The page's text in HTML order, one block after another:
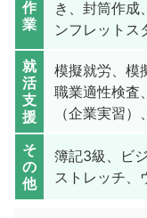
作
業
き、封筒作成
ンフレットス
就
活
支
援
模擬就労、模
職業適性検査
（企業実習
そ
の
他
簿記3級、ビ
ストレッチ、